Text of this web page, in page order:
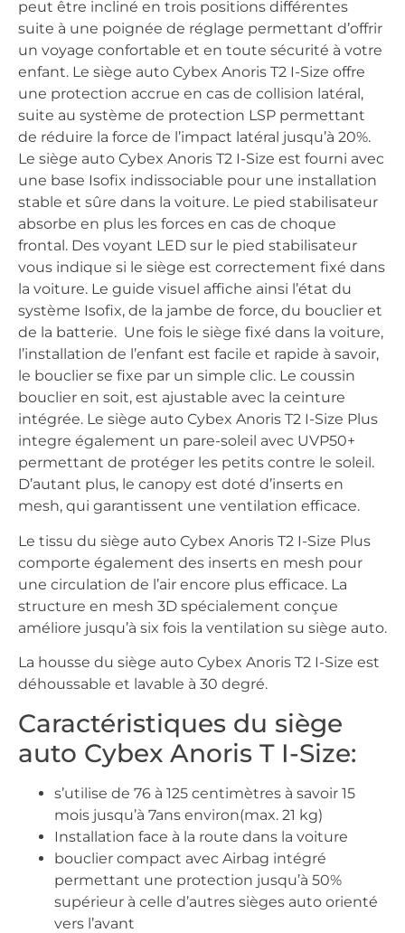
peut être incliné en trois positions différentes
suite à une poignée de réglage permettant d’offrir
un voyage confortable et en toute sécurité à votre
enfant. Le siège auto Cybex Anoris T2 I-Size offre
une protection accrue en cas de collision latéral,
suite au système de protection LSP permettant
de réduire la force de l’impact latéral jusqu’à 20%.
Le siège auto Cybex Anoris T2 I-Size est fourni avec
une base Isofix indissociable pour une installation
stable et sûre dans la voiture. Le pied stabilisateur
absorbe en plus les forces en cas de choque
frontal. Des voyant LED sur le pied stabilisateur
vous indique si le siège est correctement fixé dans
la voiture. Le guide visuel affiche ainsi l’état du
système Isofix, de la jambe de force, du bouclier et
de la batterie. Une fois le siège fixé dans la voiture,
l’installation de l’enfant est facile et rapide à savoir,
le bouclier se fixe par un simple clic. Le coussin
bouclier en soit, est ajustable avec la ceinture
intégrée. Le siège auto Cybex Anoris T2 I-Size Plus
integre également un pare-soleil avec UVP50+
permettant de protéger les petits contre le soleil.
D’autant plus, le canopy est doté d’inserts en
mesh, qui garantissent une ventilation efficace.
Le tissu du siège auto Cybex Anoris T2 I-Size Plus
comporte également des inserts en mesh pour
une circulation de l’air encore plus efficace. La
structure en mesh 3D spécialement conçue
améliore jusqu’à six fois la ventilation su siège auto.
La housse du siège auto Cybex Anoris T2 I-Size est
déhoussable et lavable à 30 degré.
Caractéristiques du siège
auto Cybex Anoris T I-Size:
s’utilise de 76 à 125 centimètres à savoir 15
mois jusqu’à 7ans environ(max. 21 kg)
Installation face à la route dans la voiture
bouclier compact avec Airbag intégré
permettant une protection jusqu’à 50%
supérieur à celle d’autres sièges auto orienté
vers l’avant